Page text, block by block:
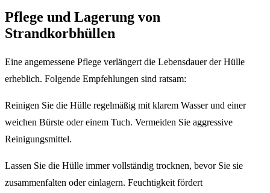
Pflege und Lagerung von
Strandkorbhüllen
Eine angemessene Pflege verlängert die Lebensdauer der Hülle
erheblich. Folgende Empfehlungen sind ratsam:
Reinigen Sie die Hülle regelmäßig mit klarem Wasser und einer
weichen Bürste oder einem Tuch. Vermeiden Sie aggressive
Reinigungsmittel.
Lassen Sie die Hülle immer vollständig trocknen, bevor Sie sie
zusammenfalten oder einlagern. Feuchtigkeit fördert